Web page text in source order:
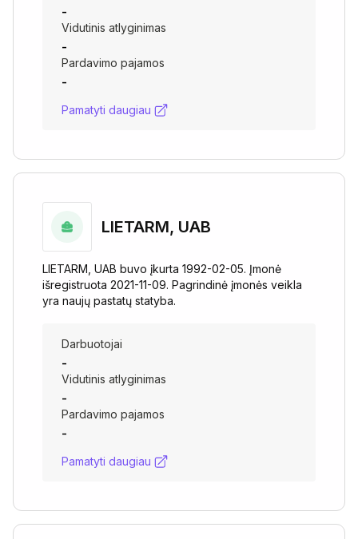
-
Vidutinis atlyginimas
-
Pardavimo pajamos
-
Pamatyti daugiau
LIETARM, UAB
LIETARM, UAB buvo įkurta 1992-02-05. Įmonė
išregistruota 2021-11-09. Pagrindinė įmonės veikla
yra naujų pastatų statyba.
Darbuotojai
-
Vidutinis atlyginimas
-
Pardavimo pajamos
-
Pamatyti daugiau